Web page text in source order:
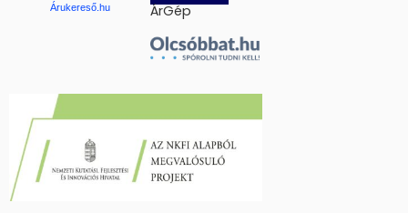
Árukereső.hu ÁrGép